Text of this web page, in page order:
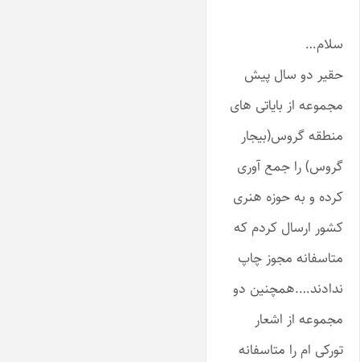
سلام…
حقیر دو سال پیش
مجموعه از بایاتی های
منطقه گروس(بیجار
گروس) را جمع آوری
کرده و به حوزه هنری
کشور ارسال کردم که
متاسفانه مجوز چاپ
ندادند….همچنین دو
مجموعه از اشعار
تورکی ام را متاسفانه